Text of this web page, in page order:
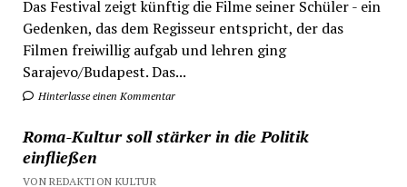
Das Festival zeigt künftig die Filme seiner Schüler - ein
Gedenken, das dem Regisseur entspricht, der das
Filmen freiwillig aufgab und lehren ging
Sarajevo/Budapest. Das...
Hinterlasse einen Kommentar
Roma-Kultur soll stärker in die Politik
einfließen
VON REDAKTION KULTUR